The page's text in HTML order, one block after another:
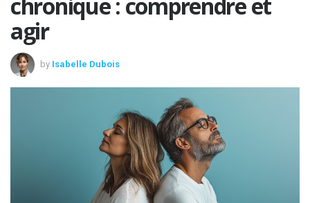
agir
by Isabelle Dubois